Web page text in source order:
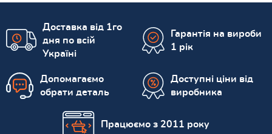
Доставка від 1го
дня по всій
Україні
Гарантія на вироби
1 рік
Допомагаємо
обрати деталь
Доступні ціни від
виробника
Працюємо з 2011 року